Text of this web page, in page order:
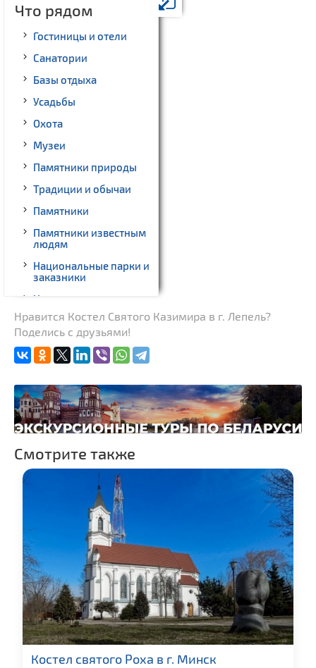
Что рядом
Гостиницы и отели
Санатории
Базы отдыха
Усадьбы
Охота
Музеи
Памятники природы
Традиции и обычаи
Памятники
Памятники известным
людям
Национальные парки и
заказники
Начало и окончание
экскурсий: г. Минск
Нравится Костел Святого Казимира в г. Лепель?
Поделись с друзьями!
Смотрите также
Костел святого Роха в г. Минск